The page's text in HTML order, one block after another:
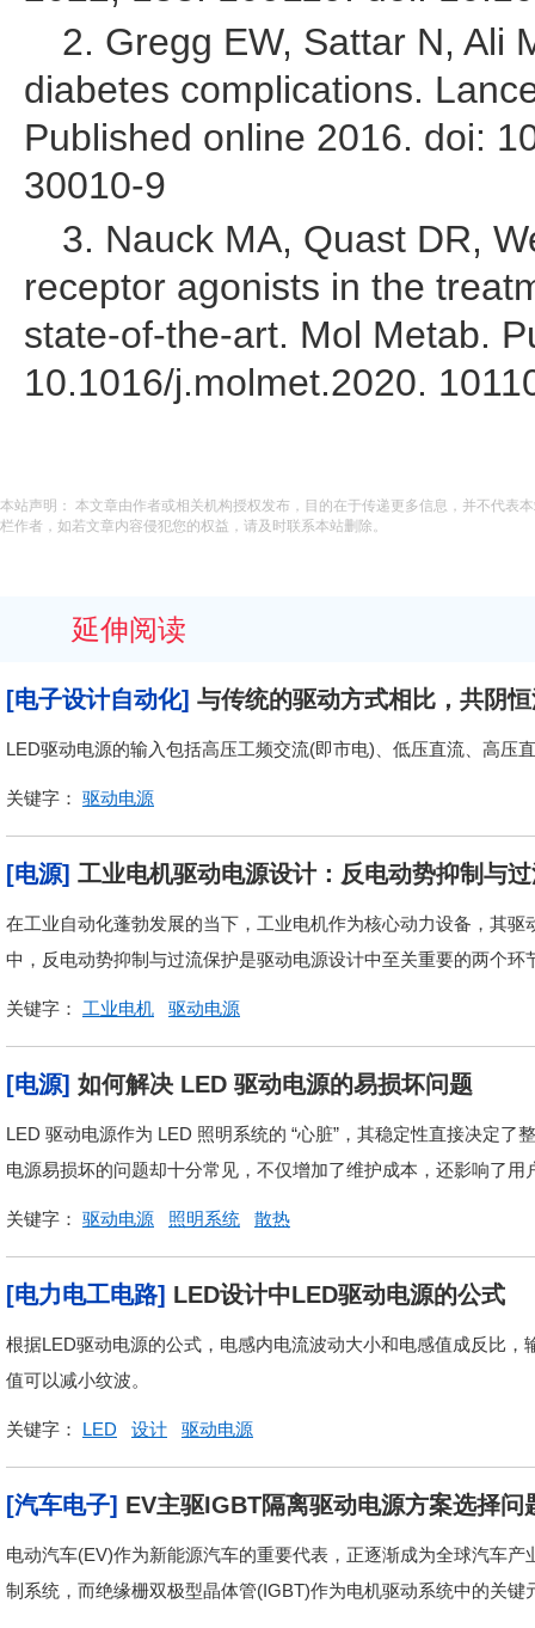
2. Gregg EW, Sattar N, Ali
diabetes complications.
Published online 2016. doi:
30010-9
3. Nauck MA, Quast DR,
receptor agonists in the
state-of-the-art. Mol Metab.
10.1016/j.molmet.2020.
本站声明： 本文章由作者或相关机构授权发布，目的在于传递更多信息，并不代表
栏作者，如若文章内容侵犯您的权益，请及时联系本站删除。
延伸阅读
[电子设计自动化] 与传统的驱动方式相比，共阴
LED驱动电源的输入包括高压工频交流(即市电)、低压直流、高压
关键字： 驱动电源
[电源] 工业电机驱动电源设计：反电动势抑制与
在工业自动化蓬勃发展的当下，工业电机作为核心动力设备，其
中，反电动势抑制与过流保护是驱动电源设计中至关重要的两个
关键字： 工业电机 驱动电源
[电源] 如何解决 LED 驱动电源的易损坏问题
LED 驱动电源作为 LED 照明系统的 “心脏”，其稳定性直接决定
电源易损坏的问题却十分常见，不仅增加了维护成本，还影响了
关键字： 驱动电源 照明系统 散热
[电力电工电路] LED设计中LED驱动电源的公式
根据LED驱动电源的公式，电感内电流波动大小和电感值成反比
值可以减小纹波。
关键字： LED 设计 驱动电源
[汽车电子] EV主驱IGBT隔离驱动电源方案选择问
电动汽车(EV)作为新能源汽车的重要代表，正逐渐成为全球汽车
制系统，而绝缘栅双极型晶体管(IGBT)作为电机驱动系统中的关